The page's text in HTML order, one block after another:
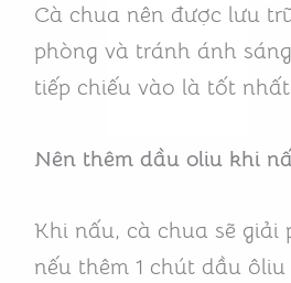
Cà chua nên được lưu
phòng và tránh ánh
tiếp chiếu vào là tốt
Nên thêm dầu oliu khi
Khi nấu, cà chua sẽ giải
nếu thêm 1 chút dầu